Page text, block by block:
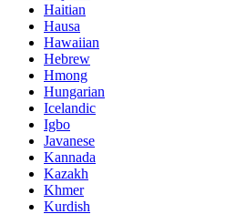
Haitian
Hausa
Hawaiian
Hebrew
Hmong
Hungarian
Icelandic
Igbo
Javanese
Kannada
Kazakh
Khmer
Kurdish